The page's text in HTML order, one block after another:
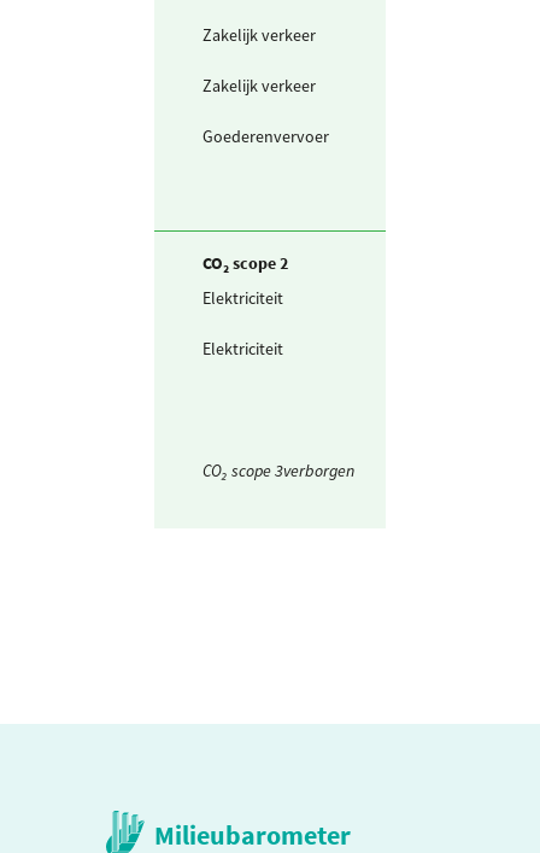
Zakelijk verkeer
Zakelijk verkeer
Goederenvervoer
CO₂ scope 2
Elektriciteit
Elektriciteit
CO₂ scope 3verborgen
Milieubarometer